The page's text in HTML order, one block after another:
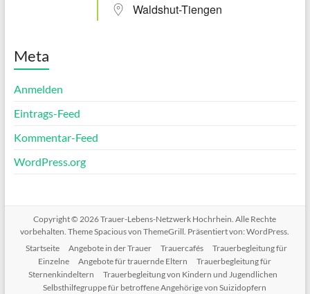
Waldshut-Tiengen
Meta
Anmelden
Eintrags-Feed
Kommentar-Feed
WordPress.org
Copyright © 2026Trauer-Lebens-Netzwerk Hochrhein. Alle Rechte
vorbehalten. ThemeSpaciousvon ThemeGrill. Präsentiert von:WordPress.
Startseite
Angebote in der Trauer Trauercafés
Trauerbegleitung für
Einzelne
Angebote für trauernde Eltern
Trauerbegleitung für
Sternenkindeltern
Trauerbegleitung von Kindern und Jugendlichen
Selbsthilfegruppe für betroffene Angehörige von Suizidopfern